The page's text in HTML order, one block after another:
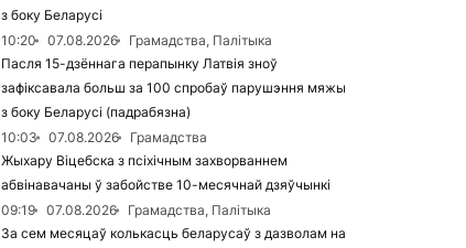
з боку Беларусі
10:20
07.08.2026
Грамадства, Палітыка
Пасля 15-дзённага перапынку Латвія зноў
зафіксавала больш за 100 спробаў парушэння мяжы
з боку Беларусі (падрабязна)
10:03
07.08.2026
Грамадства
Жыхару Віцебска з псіхічным захворваннем
абвінавачаны ў забойстве 10-месячнай дзяўчынкі
09:19
07.08.2026
Грамадства, Палітыка
За сем месяцаў колькасць беларусаў з дазволам на